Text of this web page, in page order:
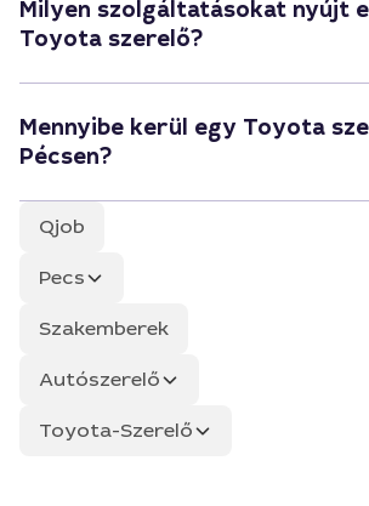
Milyen szolgáltatásokat nyújt
Toyota szerelő?
Mennyibe kerül egy Toyota
Pécsen?
Qjob
Pecs
Szakemberek
Autószerelő
Toyota-Szerelő